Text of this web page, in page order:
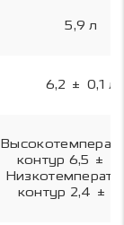
5,9 л
6,2 ± 0,1 л
контур 6,5 ±
контур 2,4 ±